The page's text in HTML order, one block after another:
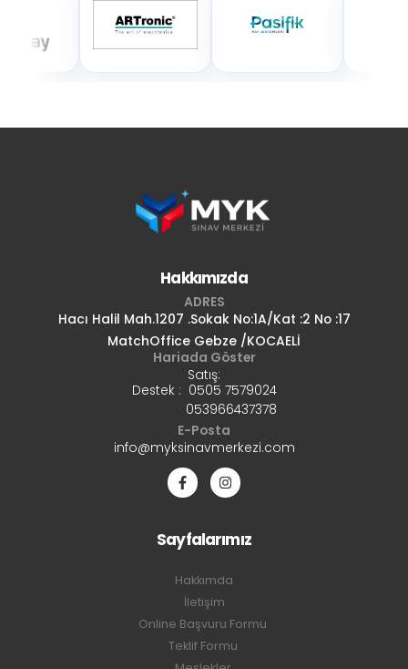
Hakkımızda
ADRES
Hacı Halil Mah.1207 .Sokak No:1A/Kat :2 No :17
MatchOffice Gebze /KOCAELİ
Hariada Göster
Satış:
Destek : 0505 7579024
053966437378
E-Posta
info@myksinavmerkezi.com
Sayfalarımız
Hakkımda
İletişim
Online Başvuru Formu
Teklif Formu